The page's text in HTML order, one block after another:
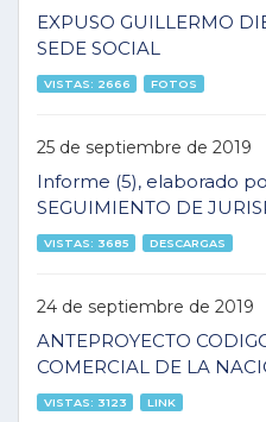
EXPUSO GUILLERMO
SEDE SOCIAL
VISTAS: 2666 FOTOS
25 de septiembre de 2019
Informe (5), elaborado
SEGUIMIENTO DE
VISTAS: 3685 DESCARGAS
24 de septiembre de 2019
ANTEPROYECTO
COMERCIAL DE LA
VISTAS: 3123 LINK